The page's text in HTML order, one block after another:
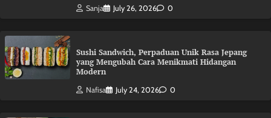
Sanja July 26, 2026 0
Sushi Sandwich, Perpaduan Unik Rasa Jepang
yang Mengubah Cara Menikmati Hidangan
Modern
Nafisa July 24, 2026 0